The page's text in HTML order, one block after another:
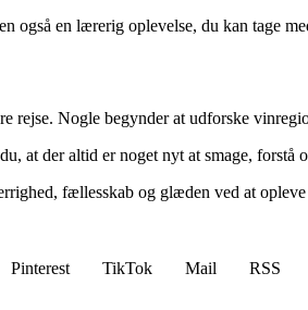
også en lærerig oplevelse, du kan tage
rejse. Nogle begynder at udforske
at der altid er noget nyt at smage, forstå
fællesskab og glæden ved at
Pinterest TikTok Mail
RSS